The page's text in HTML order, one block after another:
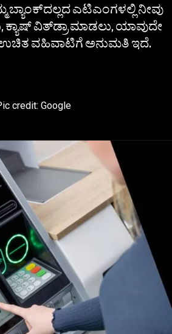
ಬ್ಯಾಂಕ್​ದಲ್ಲದ ಎಟಿಎಂಗಳಲ್ಲಿ ನೀವು
ಕ್ಯಾಷ್ ವಿತ್​​ಡ್ರಾ ಮಾಡಲು, ಯಾವುದೇ
ಉಚಿತ ವಹಿವಾಟಿಗೆ ಅನುಮತಿ ಇದೆ.
credit: Google